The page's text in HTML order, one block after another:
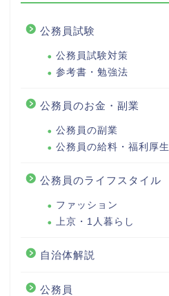
公務員試験
公務員試験対策
参考書・勉強法
公務員のお金・副業
公務員の副業
公務員の給料・福利厚生
公務員のライフスタイル
ファッション
上京・1人暮らし
自治体解説
公務員